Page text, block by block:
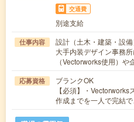
交通費
別途支給
仕事内容
設計（土木・建築・設備
大手内装デザイン事務
（Vectorworks使用）
応募資格
ブランクOK
【必須】・
作成までを一人で完結